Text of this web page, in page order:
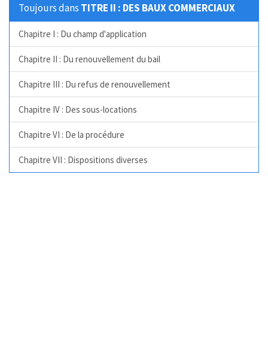
Toujours dans TITRE II : DES BAUX COMMERCIAUX
Chapitre I : Du champ d'application
Chapitre II : Du renouvellement du bail
Chapitre III : Du refus de renouvellement
Chapitre IV : Des sous-locations
Chapitre VI : De la procédure
Chapitre VII : Dispositions diverses